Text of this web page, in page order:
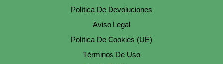
Política De Devoluciones
Aviso Legal
Política De Cookies (UE)
Términos De Uso